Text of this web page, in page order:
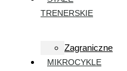
TRENERSKIE
Zagraniczne
MIKROCYKLE